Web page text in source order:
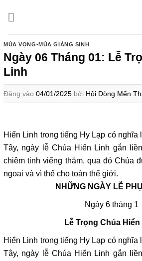
qua
dung
MÙA VỌNG-MÙA GIÁNG SINH
Ngày 06 Tháng 01: Lễ
Linh
Đăng vào 04/01/2025 bởi Hội Dòng Mến
Hiển Linh trong tiếng Hy Lạp có nghĩa
Tây, ngày lễ Chúa Hiển Linh gắn
chiêm tinh viếng thăm, qua đó Chúa
ngoại và vì thế cho toàn thế giới.
NHỮNG NGÀY LỄ
Ngày 6 tháng 1
Lễ Trọng Chúa
Hiển Linh trong tiếng Hy Lạp có nghĩa
Tây, ngày lễ Chúa Hiển Linh gắn